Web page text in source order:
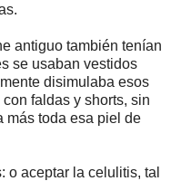
antiguo también tenían
se usaban vestidos
disimulaba esos
faldas y shorts, sin
más toda esa piel de
o aceptar la celulitis, tal